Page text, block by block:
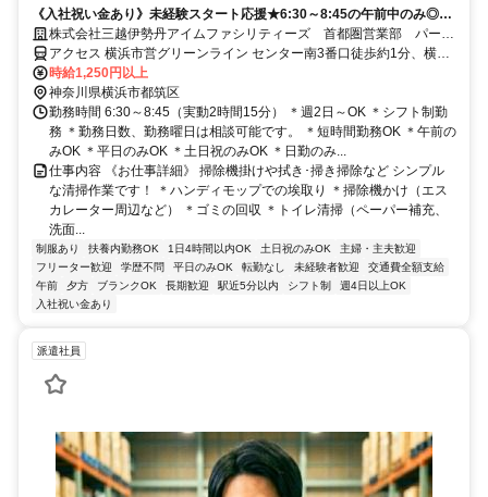
《入社祝い金あり》未経験スタート応援★6:30～8:45の午前中のみ◎週
2日～OK★50代.60代活躍中
株式会社三越伊勢丹アイムファシリティーズ 首都圏営業部 パール
ショップセンター南店 清掃
アクセス 横浜市営グリーンライン センター南3番口徒歩約1分、横浜
市営ブルーライン センター南3番口徒歩約1分
時給1,250円以上
神奈川県横浜市都筑区
勤務時間 6:30～8:45（実動2時間15分） ＊週2日～OK ＊シフト制勤
務 ＊勤務日数、勤務曜日は相談可能です。 ＊短時間勤務OK ＊午前の
みOK ＊平日のみOK ＊土日祝のみOK ＊日勤のみ...
仕事内容 《お仕事詳細》 掃除機掛けや拭き･掃き掃除など シンプル
な清掃作業です！ ＊ハンディモップでの埃取り ＊掃除機かけ（エス
カレーター周辺など） ＊ゴミの回収 ＊トイレ清掃（ペーパー補充、
洗面...
制服あり 扶養内勤務OK 1日4時間以内OK 土日祝のみOK
主婦・主夫歓迎
フリーター歓迎
学歴不問 平日のみOK 転勤なし 未経験者歓迎
交通費全額支給
午前
夕方 ブランクOK 長期歓迎 駅近5分以内 シフト制
週4日以上OK
入社祝い金あり
派遣社員